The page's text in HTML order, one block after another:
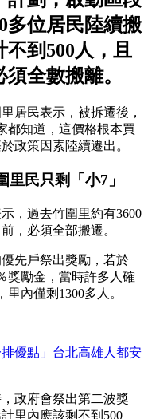
多位居民陸續搬
到500人，且
全數搬離。
居民表示，被拆遷後，
都知道，這價格根本買
政策因素陸續遷出。
民只剩「小7」
，過去竹圍里約有3600
，必須全部搬遷。
先戶祭出獎勵，若於
獎勵金，當時許多人確
內僅剩1300多人。
優點」台北高雄人都安
政府會祭出第二波獎
里內應該剩不到500